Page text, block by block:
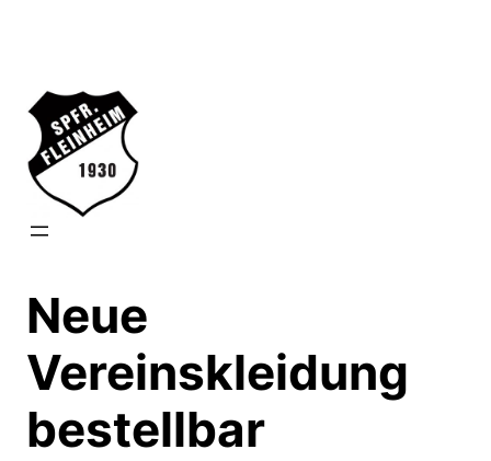
Neue
Vereinskleidung
bestellbar